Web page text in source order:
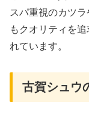
スパ重視のカツ
もクオリティを
れています。
古賀シュウ